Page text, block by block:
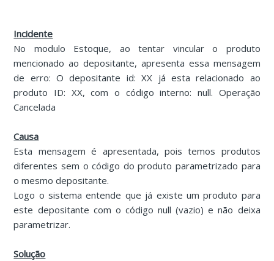
Incidente
No modulo Estoque, ao tentar vincular o produto
mencionado ao depositante, apresenta essa mensagem
de erro: O depositante id: XX já esta relacionado ao
produto ID: XX, com o código interno: null. Operação
Cancelada
Causa
Esta mensagem é apresentada, pois temos produtos
diferentes sem o código do produto parametrizado para
o mesmo depositante.
Logo o sistema entende que já existe um produto para
este depositante com o código null (vazio) e não deixa
parametrizar.
Solução